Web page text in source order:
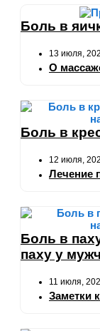
Боль в
13 июля,
О
Боль в
12 июля,
Лечение
Боль в
паху у
11 июля,
Заметки